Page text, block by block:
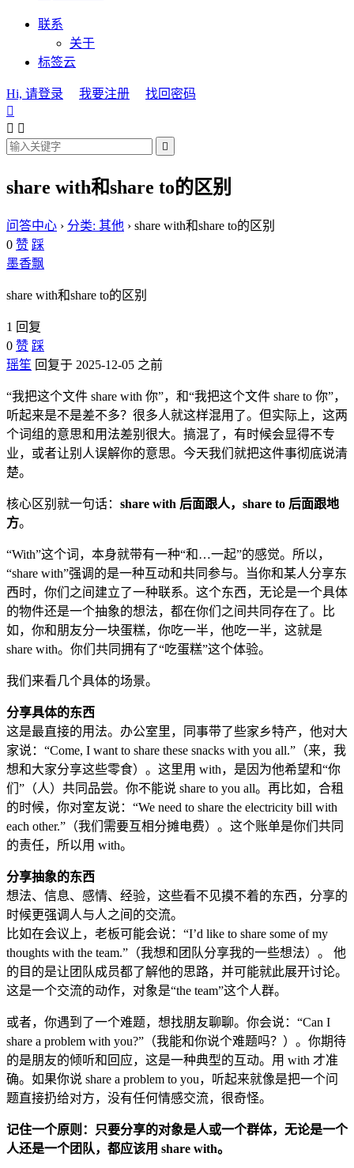
联系
关于
标签云
Hi, 请登录 我要注册
找回密码

 

share with和share to的区别
问答中心 › 分类: 其他 › share with和share to的区别
0 赞 踩
墨香飘
share with和share to的区别
1 回复
0 赞 踩
瑶笙 回复于 2025-12-05 之前
“我把这个文件 share with 你”，和“我把这个文件 share to 你”，
听起来是不是差不多？很多人就这样混用了。但实际上，这两
个词组的意思和用法差别很大。搞混了，有时候会显得不专
业，或者让别人误解你的意思。今天我们就把这件事彻底说清
楚。
核心区别就一句话： share with 后面跟人，share to 后面跟地
方。
“With”这个词，本身就带有一种“和…一起”的感觉。所以，
“share with”强调的是一种互动和共同参与。当你和某人分享东
西时，你们之间建立了一种联系。这个东西，无论是一个具体
的物件还是一个抽象的想法，都在你们之间共同存在了。比
如，你和朋友分一块蛋糕，你吃一半，他吃一半，这就是
share with。你们共同拥有了“吃蛋糕”这个体验。
我们来看几个具体的场景。
分享具体的东西
这是最直接的用法。办公室里，同事带了些家乡特产，他对大
家说：“Come, I want to share these snacks with you all.”（来，我
想和大家分享这些零食）。这里用 with，是因为他希望和“你
们”（人）共同品尝。你不能说 share to you all。再比如，合租
的时候，你对室友说：“We need to share the electricity bill with
each other.”（我们需要互相分摊电费）。这个账单是你们共同
的责任，所以用 with。
分享抽象的东西
想法、信息、感情、经验，这些看不见摸不着的东西，分享的
时候更强调人与人之间的交流。
比如在会议上，老板可能会说：“I’d like to share some of my
thoughts with the team.”（我想和团队分享我的一些想法）。 他
的目的是让团队成员都了解他的思路，并可能就此展开讨论。
这是一个交流的动作，对象是“the team”这个人群。
或者，你遇到了一个难题，想找朋友聊聊。你会说：“Can I
share a problem with you?”（我能和你说个难题吗？）。你期待
的是朋友的倾听和回应，这是一种典型的互动。用 with 才准
确。如果你说 share a problem to you，听起来就像是把一个问
题直接扔给对方，没有任何情感交流，很奇怪。
记住一个原则：只要分享的对象是人或一个群体，无论是一个
人还是一个团队，都应该用 share with。